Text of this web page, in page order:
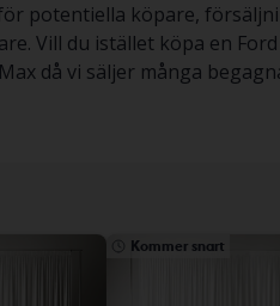
potentiella köpare,
Vill du istället köpa en
då vi säljer många
Kommer snart